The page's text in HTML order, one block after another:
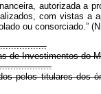
autorizada a
com vistas a
ou consorciado.”
de Investimentos do
pelos titulares dos